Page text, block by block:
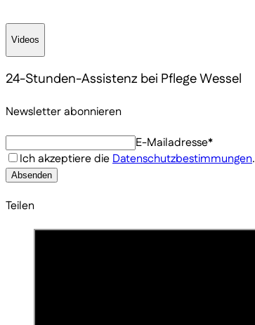
Videos
24-Stunden-Assistenz bei Pflege Wessel
Newsletter abonnieren
E-Mailadresse*
Ich akzeptiere dieDatenschutzbestimmungen.
Absenden
Teilen